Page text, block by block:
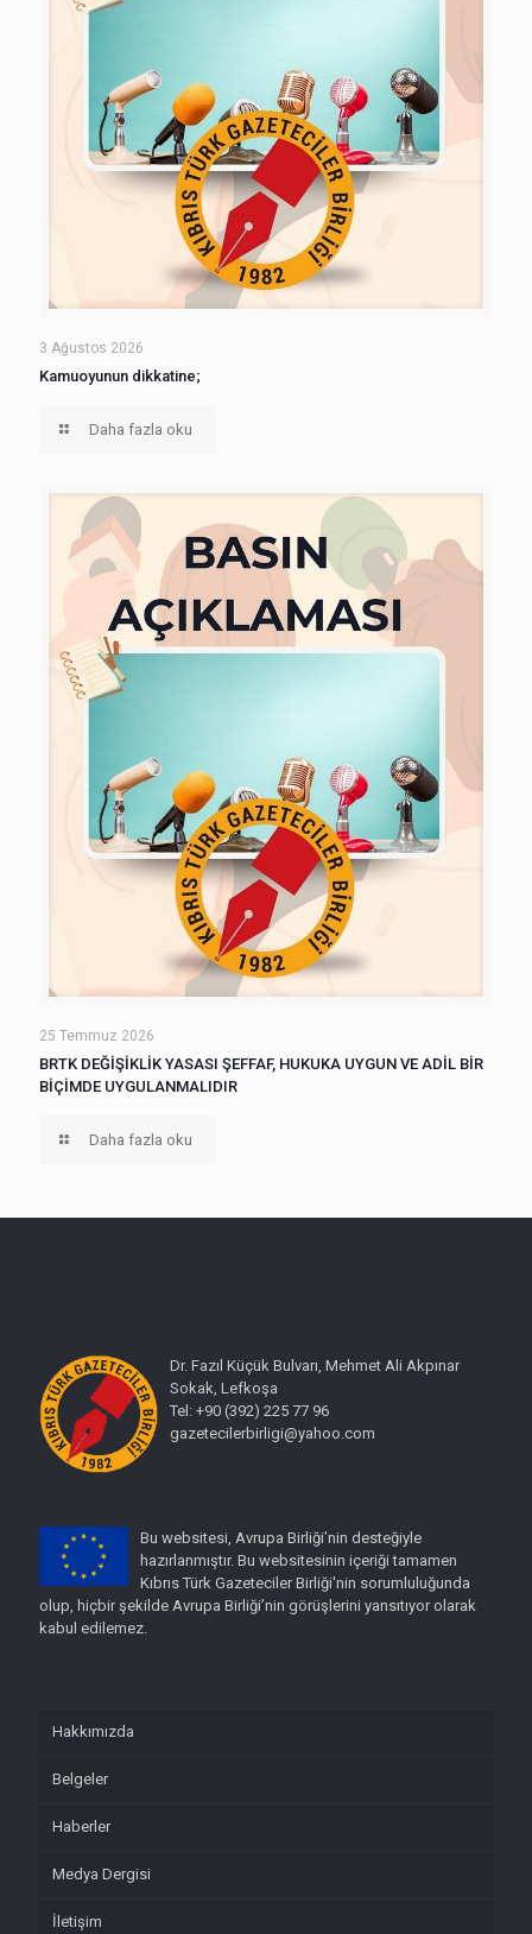
3 Ağustos 2026
Kamuoyunun dikkatine;
Daha fazla oku
25 Temmuz 2026
BRTK DEĞİŞİKLİK YASASI ŞEFFAF, HUKUKA UYGUN VE ADİL BİR
BİÇİMDE UYGULANMALIDIR
Daha fazla oku
Dr. Fazıl Küçük Bulvarı, Mehmet Ali Akpınar
Sokak, Lefkoşa
Tel: +90 (392) 225 77 96
gazetecilerbirligi@yahoo.com
Bu websitesi, Avrupa Birliği’nin desteğiyle
hazırlanmıştır. Bu websitesinin içeriği tamamen
Kıbrıs Türk Gazeteciler Birliği'nin sorumluluğunda
olup, hiçbir şekilde Avrupa Birliği’nin görüşlerini yansıtıyor olarak
kabul edilemez.
Hakkımızda
Belgeler
Haberler
Medya Dergisi
İletişim